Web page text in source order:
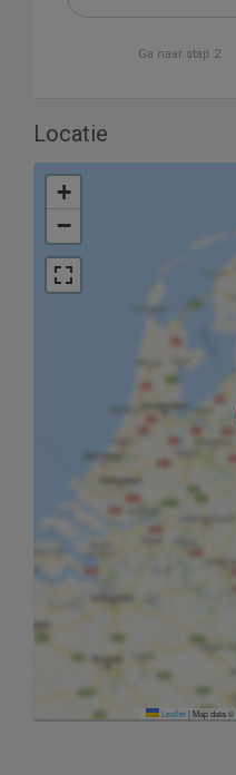
Ga naar stap 2
Locatie
+
−
Leaflet|Map data ©